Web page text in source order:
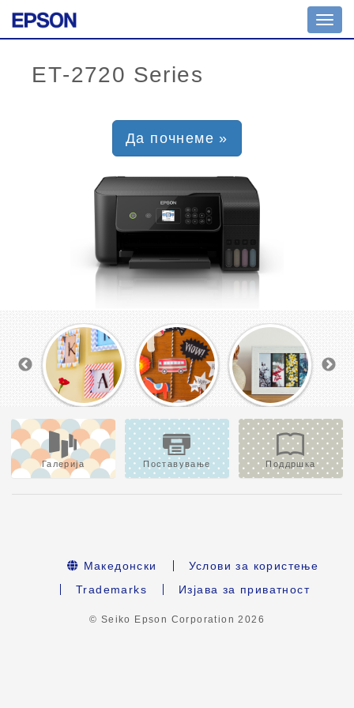
Да почнеме »
Галерија Поставување Поддршка
Македонски
Услови за користење
Trademarks
Изјава за приватност
© Seiko Epson Corporation2026